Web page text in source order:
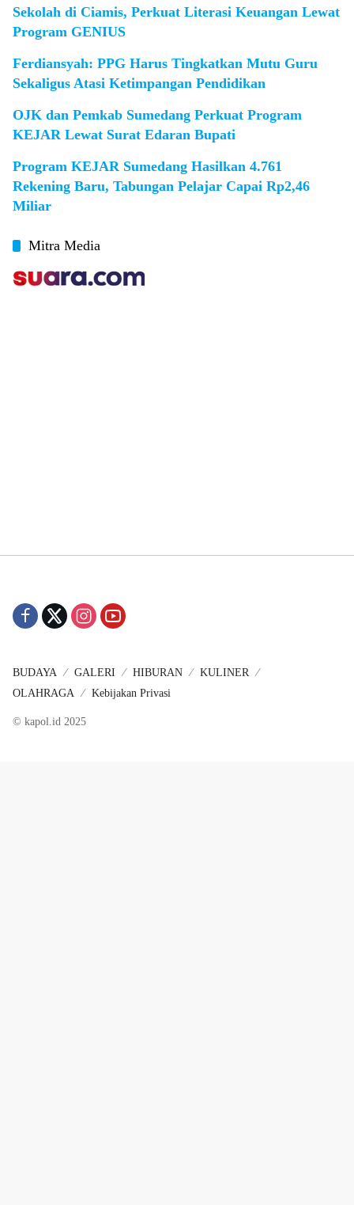
Sekolah di Ciamis, Perkuat Literasi Keuangan Lewat
Program GENIUS
Ferdiansyah: PPG Harus Tingkatkan Mutu Guru
Sekaligus Atasi Ketimpangan Pendidikan
OJK dan Pemkab Sumedang Perkuat Program
KEJAR Lewat Surat Edaran Bupati
Program KEJAR Sumedang Hasilkan 4.761
Rekening Baru, Tabungan Pelajar Capai Rp2,46
Miliar
Mitra Media
BUDAYA GALERI HIBURAN
KULINER
OLAHRAGA
Kebijakan Privasi
© kapol.id 2025